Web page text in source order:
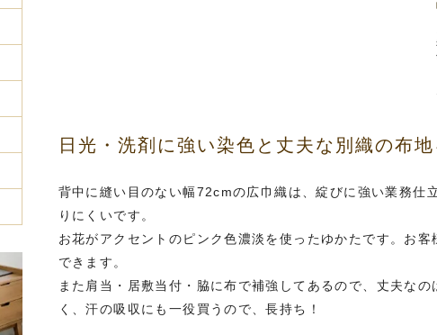
日光・洗剤に強い染色と丈夫な別織の布地
背中に縫い目のない幅72cmの広巾織は、綻びに強い業務仕
りにくいです。
お花がアクセントのピンク色濃淡を使ったゆかたです。お
できます。
また肩当・居敷当付・脇に布で補強してあるので、丈夫な
く、汗の吸収にも一役買うので、長持ち！